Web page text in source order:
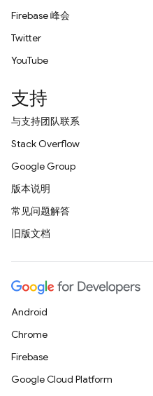
Firebase 峰会
Twitter
YouTube
支持
与支持团队联系
Stack Overflow
Google Group
版本说明
常见问题解答
旧版文档
Android
Chrome
Firebase
Google Cloud Platform